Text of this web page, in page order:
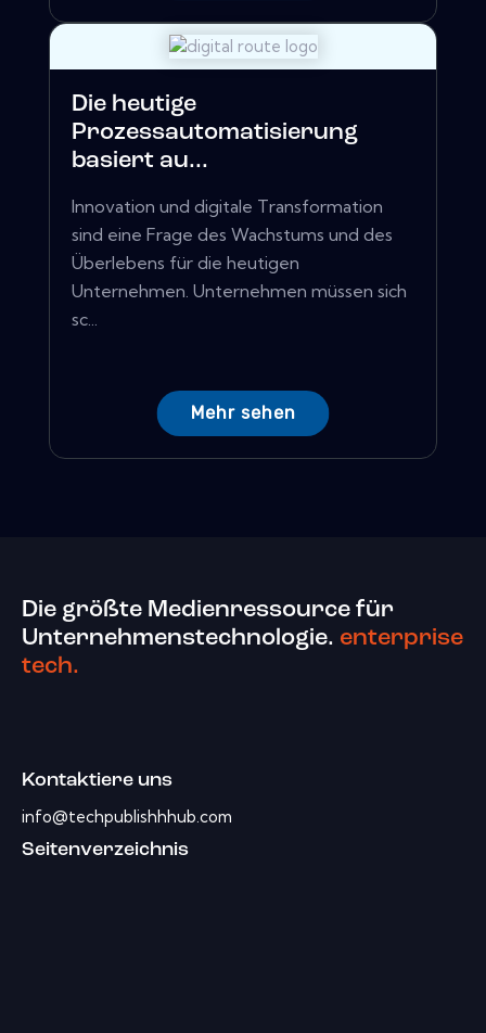
Die heutige
Prozessautomatisierung
basiert au...
Innovation und digitale Transformation
sind eine Frage des Wachstums und des
Überlebens für die heutigen
Unternehmen. Unternehmen müssen sich
sc...
Mehr sehen
Die größte Medienressource für
Unternehmenstechnologie. enterprise
tech.
Kontaktiere uns
info@techpublishhhub.com
Seitenverzeichnis